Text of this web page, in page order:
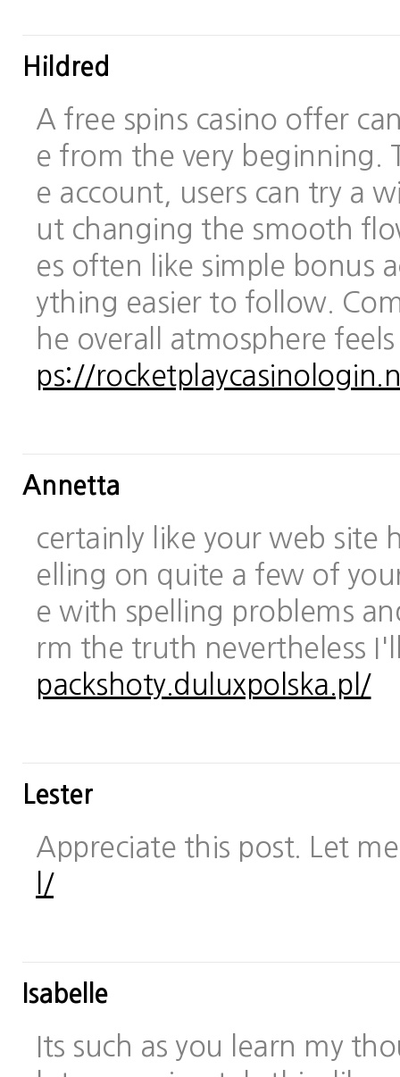
Hildred
A free spins casino offer
e from the very beginning.
e account, users can try a
ut changing the smooth
es often like simple bonus
ything easier to follow.
he overall atmosphere
ps://
Annetta
certainly like your web site
elling on quite a few of
e with spelling problems
rm the truth nevertheless
packshoty.duluxpolska.pl/
Lester
Appreciate this post. Let
l/
Isabelle
Its such as you learn my